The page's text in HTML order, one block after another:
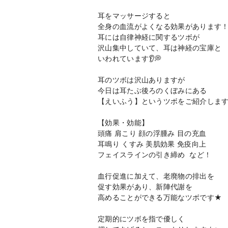
耳をマッサージすると
全身の血流がよくなる効果があります
耳には自律神経に関するツボが
沢山集中していて、耳は神経の宝庫と
いわれています👂💭
耳のツボは沢山ありますが
今日は耳たぶ後ろのくぼみにある
【えいふう】というツボをご紹介しま
【効果・効能】
頭痛 肩こり 顔の浮腫み 目の充血
耳鳴り くすみ 美肌効果 免疫向上
フェイスラインの引き締め など！
血行促進に加えて、老廃物の排出を
促す効果があり、新陣代謝を
高めることができる万能なツボです★
定期的にツボを指で優しく